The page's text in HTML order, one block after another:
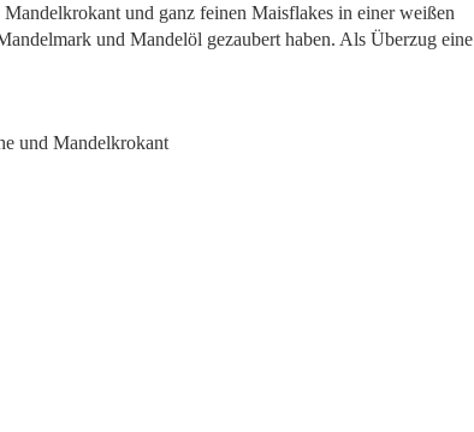
und ganz feinen Maisflakes in einer weißen
und Mandelöl gezaubert haben. Als Überzug eine
und Mandelkrokant